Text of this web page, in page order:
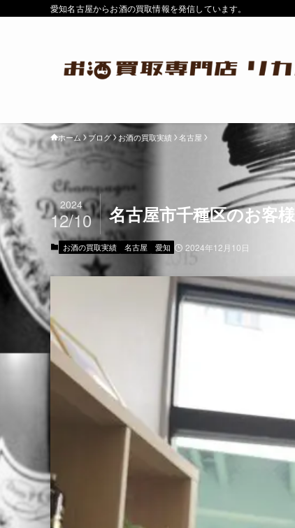
愛知名古屋からお酒の買取情報を発信しています。
ホーム ブログ お酒の買取実績 名古屋
名古屋市千種区のお客
2024
12/10
お酒の買取実績 名古屋 愛知 2024年12月10日